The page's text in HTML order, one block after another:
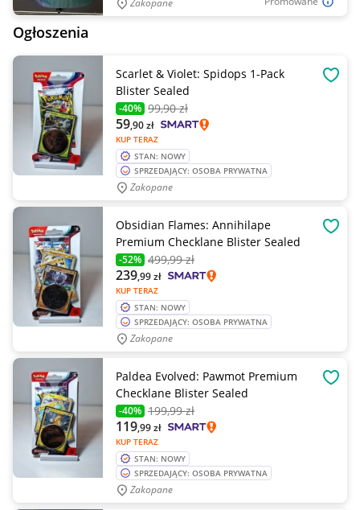
Zakopane
Ogłoszenia
Scarlet & Violet: Spidops 1-Pack
Blister Sealed
-40% 99,90 zł
KUP TERAZ
59,90zł
STAN: NOWY
SPRZEDAJĄCY: OSOBA PRYWATNA
Zakopane
Obsidian Flames: Annihilape
Premium Checklane Blister Sealed
-52% 499,99 zł
KUP TERAZ
239,99zł
STAN: NOWY
SPRZEDAJĄCY: OSOBA PRYWATNA
Zakopane
Paldea Evolved: Pawmot Premium
Checklane Blister Sealed
-40% 199,99 zł
KUP TERAZ
119,99zł
STAN: NOWY
SPRZEDAJĄCY: OSOBA PRYWATNA
Zakopane